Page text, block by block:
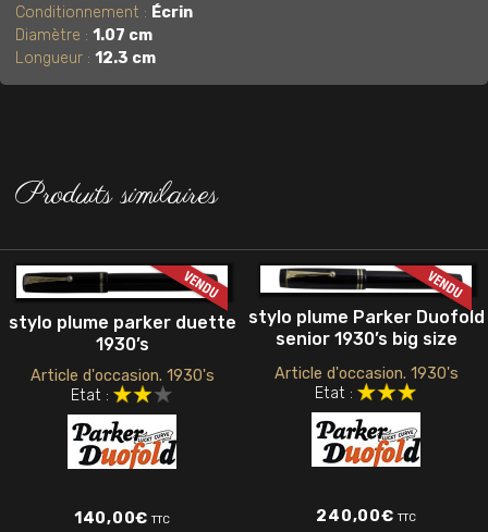
Conditionnement : Écrin
Diamètre :1.07 cm
Longueur :12.3 cm
Produits similaires
stylo plume parker duette
1930’s
Article d'occasion. 1930's
Etat :
140,00€ TTC
stylo plume Parker Duofold
senior 1930’s big size
Article d'occasion. 1930's
Etat :
240,00€ TTC